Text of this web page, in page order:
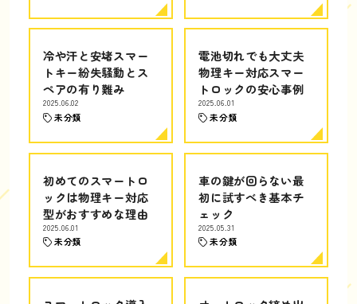
冷や汗と安堵スマー
トキー紛失騒動とス
ペアの有り難み
2025.06.02
未分類
電池切れでも大丈夫
物理キー対応スマー
トロックの安心事例
2025.06.01
未分類
初めてのスマートロ
ックは物理キー対応
型がおすすめな理由
2025.06.01
未分類
車の鍵が回らない最
初に試すべき基本チ
ェック
2025.05.31
未分類